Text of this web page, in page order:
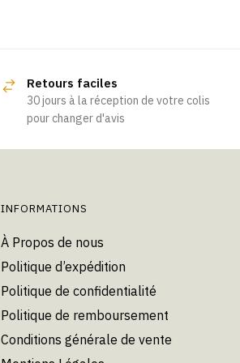
variations.
Les
peuvent
du
produit
Retours faciles
30 jours à la réception de votre colis
pour changer d'avis
INFORMATIONS
À Propos de nous
Politique d’expédition
Politique de confidentialité
Politique de remboursement
Conditions générale de vente